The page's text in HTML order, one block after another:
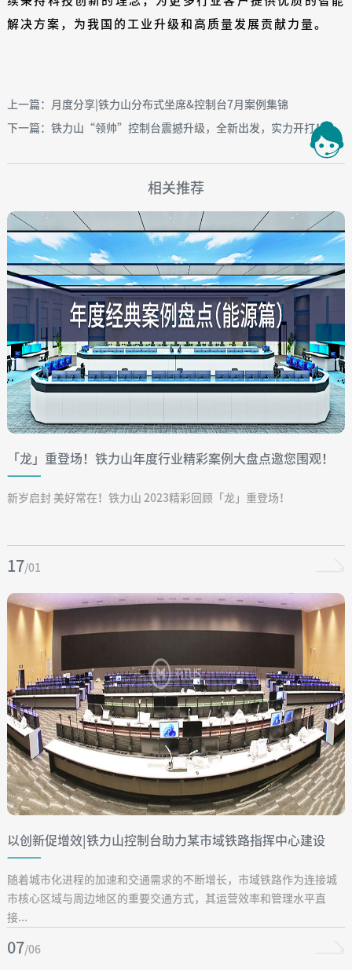
解决方案，为我国的工业升级和高质量发展贡献力量。
上一篇：月度分享|铁力山分布式坐席&控制台7月案例集锦
下一篇：铁力山“领帅”控制台震撼升级，全新出发，实力开打！
相关推荐
「龙」重登场！铁力山年度行业精彩案例大盘点邀您围观！
（能源篇）
新岁启封 美好常在！铁力山 2023精彩回顾「龙」重登场！
17/01
以创新促增效|铁力山控制台助力某市域铁路指挥中心建设
随着城市化进程的加速和交通需求的不断增长，市域铁路作为连接城
市核心区域与周边地区的重要交通方式，其运营效率和管理水平直
接...
07/06